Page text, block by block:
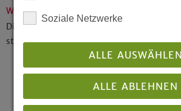
Wann kann eine evangelische Trauung
Die Trauung in der evangelischen Kirche
stattfinden,
wenn das Ehepaar nicht
wenn das Paar durch einen Pfarrer
einer anderen christlichen Kirche
Beauftragten einer anderen
Soziale Netzwerke
ALLE AUSWÄHLEN
ALLE ABLEHNEN